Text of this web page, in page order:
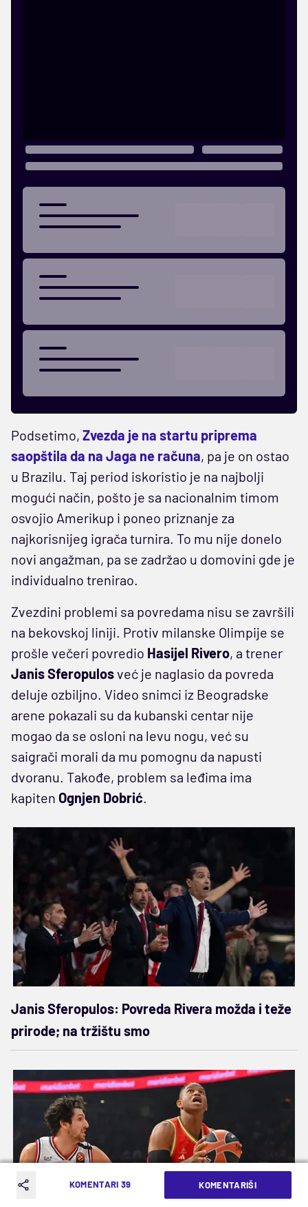
Podsetimo, Zvezda je na startu priprema
saopštila da na Jaga ne računa, pa je on ostao
u Brazilu. Taj period iskoristio je na najbolji
mogući način, pošto je sa nacionalnim timom
osvojio Amerikup i poneo priznanje za
najkorisnijeg igrača turnira. To mu nije donelo
novi angažman, pa se zadržao u domovini gde je
individualno trenirao.
Zvezdini problemi sa povredama nisu se završili
na bekovskoj liniji. Protiv milanske Olimpije se
prošle večeri povredio Hasijel Rivero, a trener
Janis Sferopulosveć je naglasio da povreda
deluje ozbiljno. Video snimci iz Beogradske
arene pokazali su da kubanski centar nije
mogao da se osloni na levu nogu, već su
saigrači morali da mu pomognu da napusti
dvoranu. Takođe, problem sa leđima ima
kapiten Ognjen Dobrić
Janis Sferopulos: Povreda Rivera možda i teže
prirode; na tržištu smo
KOMENTARI 39 KOMENTARIŠI